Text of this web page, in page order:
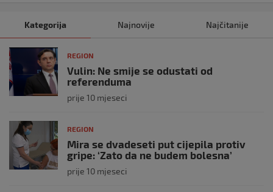
Kategorija Najnovije Najčitanije
REGION
Vulin: Ne smije se odustati od
referenduma
prije 10 mjeseci
REGION
Mira se dvadeseti put cijepila protiv
gripe: ‘Zato da ne budem bolesna’
prije 10 mjeseci